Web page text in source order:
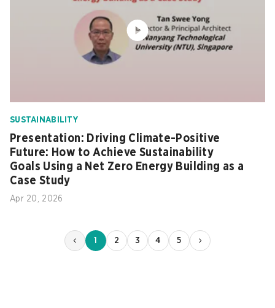
SUSTAINABILITY
Presentation: Driving Climate-Positive
Future: How to Achieve Sustainability
Goals Using a Net Zero Energy Building as a
Case Study
Apr 20, 2026
1 2 3 4 5